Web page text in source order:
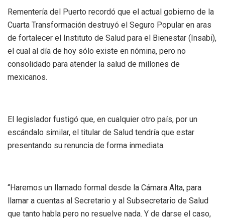
Rementería del Puerto recordó que el actual gobierno de la
Cuarta Transformación destruyó el Seguro Popular en aras
de fortalecer el Instituto de Salud para el Bienestar (Insabi),
el cual al día de hoy sólo existe en nómina, pero no
consolidado para atender la salud de millones de
mexicanos.
El legislador fustigó que, en cualquier otro país, por un
escándalo similar, el titular de Salud tendría que estar
presentando su renuncia de forma inmediata.
“Haremos un llamado formal desde la Cámara Alta, para
llamar a cuentas al Secretario y al Subsecretario de Salud
que tanto habla pero no resuelve nada. Y de darse el caso,